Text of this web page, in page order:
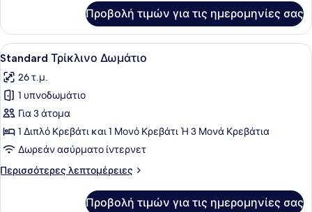
Μονόκλινο
Δωμάτιο
Προβολή τιμών για τις ημερομηνίες σας
Προβολή
όλων
των
φωτογραφιών
για
Standard
Τρίκλινο
Ένα δωμάτιο ξενοδοχείου με ένα
4
Standard Τρίκλινο Δωμάτιο
26 τ.μ.
1 υπνοδωμάτιο
Για 3 άτομα
1 Διπλό Κρεβάτι και 1 Μονό Κρεβάτι Ή 3 Μονά Κρεβάτια
Δωρεάν ασύρματο ίντερνετ
Περισσότερες λεπτομέρειες
Περισσότερες
Προβολή τιμών για τις ημερομηνίες σας